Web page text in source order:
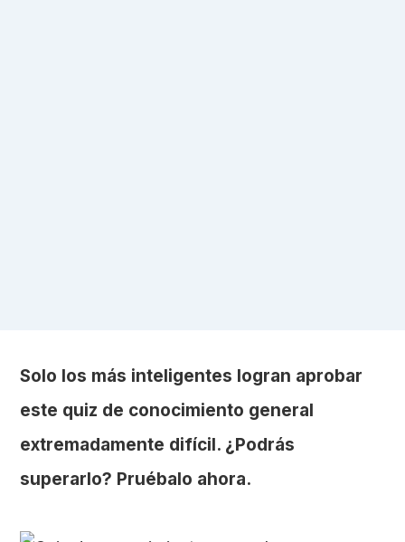
Solo los más inteligentes logran aprobar
este quiz de conocimiento general
extremadamente difícil. ¿Podrás
superarlo? Pruébalo ahora.